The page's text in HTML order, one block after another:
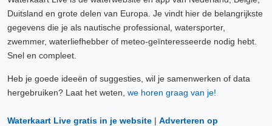
Duitsland en grote delen van Europa. Je vindt hier de belangrijkste
gegevens die je als nautische professional, watersporter,
zwemmer, waterliefhebber of meteo-geïnteresseerde nodig hebt.
Snel en compleet.
Heb je goede ideeën of suggesties, wil je samenwerken of data
hergebruiken? Laat het weten, we horen graag van je!
Waterkaart Live gratis in je website | Adverteren op